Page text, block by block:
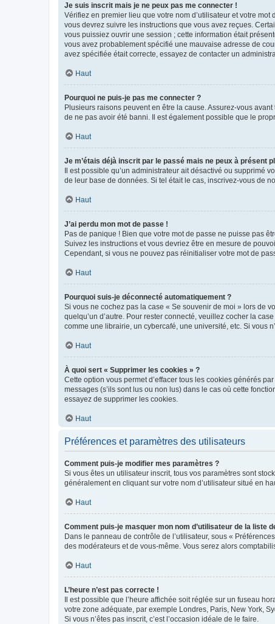
Je suis inscrit mais je ne peux pas me connecter !
Vérifiez en premier lieu que votre nom d’utilisateur et votre
vous devrez suivre les instructions que vous avez reçues.
vous puissiez ouvrir une session ; cette information était
vous avez probablement spécifié une mauvaise adresse de
avez spécifiée était correcte, essayez de contacter un
Haut
Pourquoi ne puis-je pas me connecter ?
Plusieurs raisons peuvent en être la cause. Assurez-vous
de ne pas avoir été banni. Il est également possible que le
Haut
Je m’étais déjà inscrit par le passé mais ne peux à présent
Il est possible qu’un administrateur ait désactivé ou supprimé
de leur base de données. Si tel était le cas, inscrivez-vous de
Haut
J’ai perdu mon mot de passe !
Pas de panique ! Bien que votre mot de passe ne puisse pas
Suivez les instructions et vous devriez être en mesure de
Cependant, si vous ne pouvez pas réinitialiser votre mot de
Haut
Pourquoi suis-je déconnecté automatiquement ?
Si vous ne cochez pas la case « Se souvenir de moi » lors de
quelqu’un d’autre. Pour rester connecté, veuillez cocher la
comme une librairie, un cybercafé, une université, etc. Si vous
Haut
À quoi sert « Supprimer les cookies » ?
Cette option vous permet d’effacer tous les cookies générés
messages (s’ils sont lus ou non lus) dans le cas où cette
essayez de supprimer les cookies.
Haut
Préférences et paramètres des utilisateurs
Comment puis-je modifier mes paramètres ?
Si vous êtes un utilisateur inscrit, tous vos paramètres sont
généralement en cliquant sur votre nom d’utilisateur situé en
Haut
Comment puis-je masquer mon nom d’utilisateur de la liste
Dans le panneau de contrôle de l’utilisateur, sous «
des modérateurs et de vous-même. Vous serez alors
Haut
L’heure n’est pas correcte !
Il est possible que l’heure affichée soit réglée sur un fuseau
votre zone adéquate, par exemple Londres, Paris, New York,
Si vous n’êtes pas inscrit, c’est l’occasion idéale de le faire.